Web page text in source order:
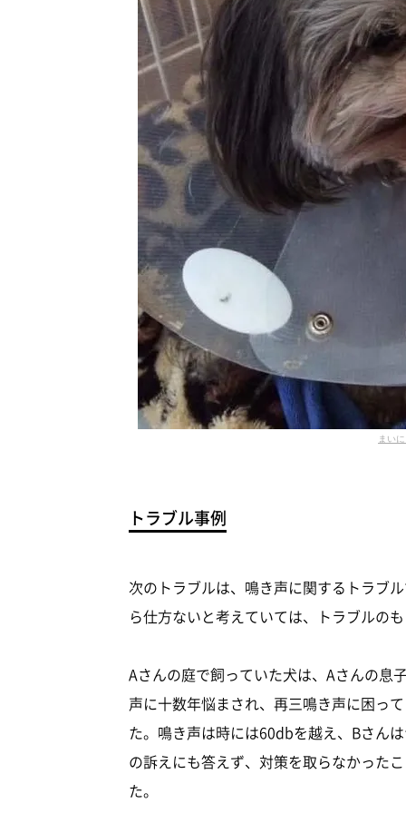
まい
トラブル事例
次のトラブルは、鳴き声に関するトラブ
ら仕方ないと考えていては、トラブルの
Aさんの庭で飼っていた犬は、Aさんの息
声に十数年悩まされ、再三鳴き声に困っ
た。鳴き声は時には60dbを越え、Bさん
の訴えにも答えず、対策を取らなかった
た。